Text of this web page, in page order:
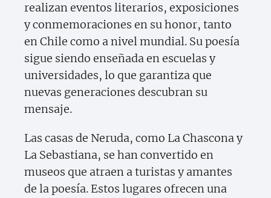
realizan eventos literarios, exposiciones
y conmemoraciones en su honor, tanto
en Chile como a nivel mundial. Su poesía
sigue siendo enseñada en escuelas y
universidades, lo que garantiza que
nuevas generaciones descubran su
mensaje.
Las casas de Neruda, como La Chascona y
La Sebastiana, se han convertido en
museos que atraen a turistas y amantes
de la poesía. Estos lugares ofrecen una